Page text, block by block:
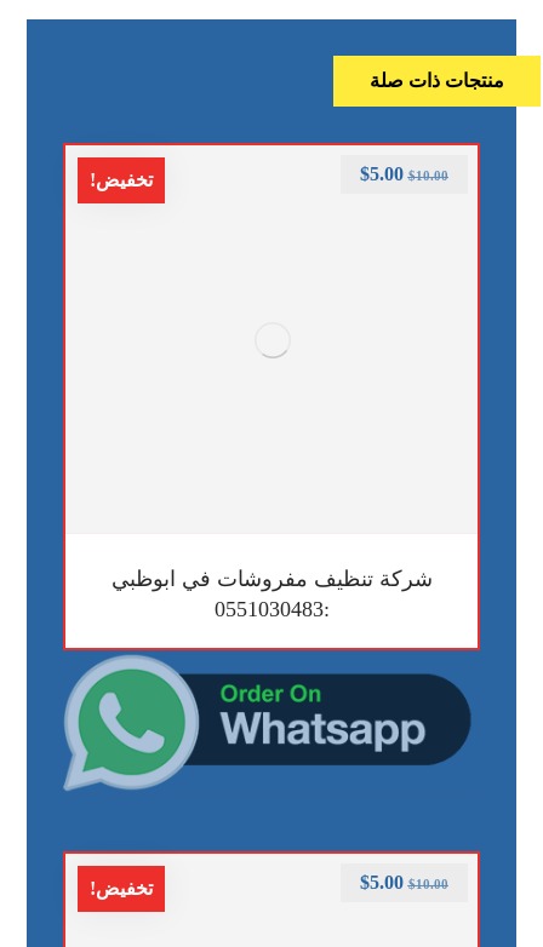
منتجات ذات صلة
تخفيض!
شركة تنظيف مفروشات في ابوظبي
:0551030483
$10.00
$5.00
تخفيض! $10.00
$5.00